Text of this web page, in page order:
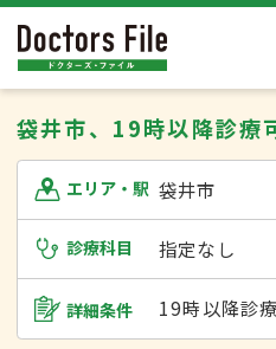
袋井市、19時以降診療
エリア・駅 袋井市
診療科目 指定なし
詳細条件 19時以降診